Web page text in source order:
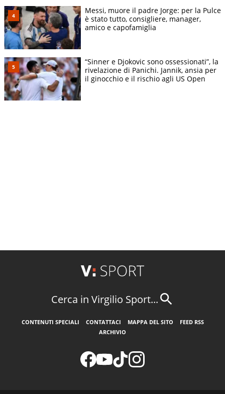
Messi, muore il padre Jorge: per la Pulce
è stato tutto, consigliere, manager,
amico e capofamiglia
“Sinner e Djokovic sono ossessionati”, la
rivelazione di Panichi. Jannik, ansia per
il ginocchio e il rischio agli US Open
Cerca in Virgilio Sport...
CONTENUTI SPECIALI CONTATTACI MAPPA DEL SITO
FEED RSS
ARCHIVIO